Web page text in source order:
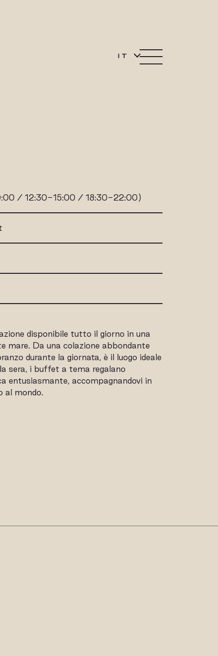
IT
/ 12:30-15:00 / 18:30-22:00)
disponibile tutto il giorno in una
mare. Da una colazione abbondante
durante la giornata, è il luogo ideale
sera, i buffet a tema regalano
entusiasmante, accompagnandovi in
al mondo.